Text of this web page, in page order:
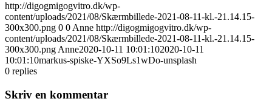
http://digogmigogvitro.dk/wp-
content/uploads/2021/08/Skærmbillede-2021-08-11-kl.-21.14.15-
300x300.png 0 0 Anne http://digogmigogvitro.dk/wp-
content/uploads/2021/08/Skærmbillede-2021-08-11-kl.-21.14.15-
300x300.png Anne2020-10-11 10:01:102020-10-11
10:01:10markus-spiske-YXSo9Ls1wDo-unsplash
0 replies
Skriv en kommentar